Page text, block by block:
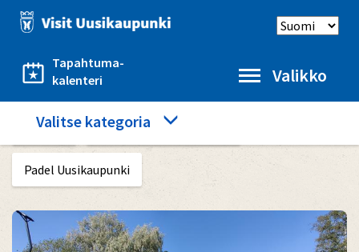
Hyppää
pääsisältöön
Tapahtuma-
kalenteri
Select
Valikko
Category
menu
Valitse kategoria
Etusivu Harrastukset ja liikunta
Padel Uusikaupunki